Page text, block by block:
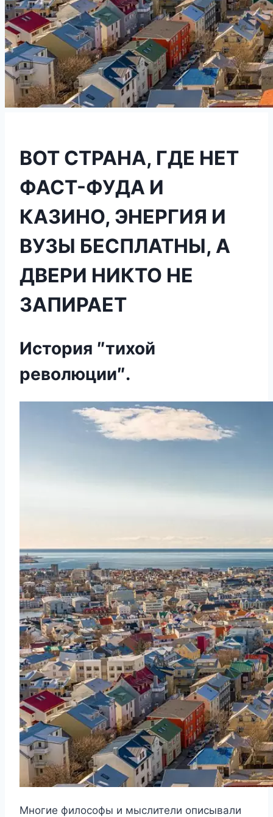
ВОТ СТРАНА, ГДЕ НЕТ
ФАСТ-ФУДА И
КАЗИНО, ЭНЕРГИЯ И
ВУЗЫ БЕСПЛАТНЫ, А
ДВЕРИ НИКТО НЕ
ЗАПИРАЕТ
История ″тихой
революции″.
Многие философы и мыслители описывали